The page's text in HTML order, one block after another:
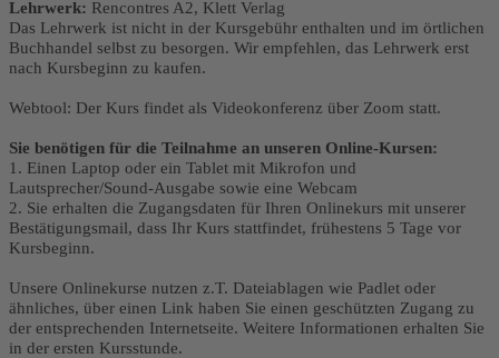
Lehrwerk: Rencontres A2, Klett Verlag
Das Lehrwerk ist nicht in der Kursgebühr enthalten und im örtlichen
Buchhandel selbst zu besorgen. Wir empfehlen, das Lehrwerk erst
nach Kursbeginn zu kaufen.
Webtool: Der Kurs findet als Videokonferenz über Zoom statt.
Sie benötigen für die Teilnahme an unseren Online-Kursen:
1. Einen Laptop oder ein Tablet mit Mikrofon und
Lautsprecher/Sound-Ausgabe sowie eine Webcam
2. Sie erhalten die Zugangsdaten für Ihren Onlinekurs mit unserer
Bestätigungsmail, dass Ihr Kurs stattfindet, frühestens 5 Tage vor
Kursbeginn.
Unsere Onlinekurse nutzen z.T. Dateiablagen wie Padlet oder
ähnliches, über einen Link haben Sie einen geschützten Zugang zu
der entsprechenden Internetseite. Weitere Informationen erhalten Sie
in der ersten Kursstunde.